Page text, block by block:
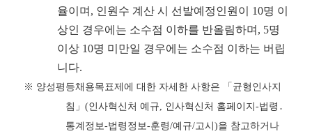
율이며, 인원수 계산 시 선발예정인원이 10명 이
상인 경우에는 소수점 이하를 반올림하며, 5명
이상 10명 미만일 경우에는 소수점 이하는 버립
니다.
※ 양성평등채용목표제에 대한 자세한 사항은 「 균형인사지
침 」(인사혁신처 예규, 인사혁신처 홈페이지-법령 ․
통계정보-법령정보-훈령/예규/고시)을 참고하거나